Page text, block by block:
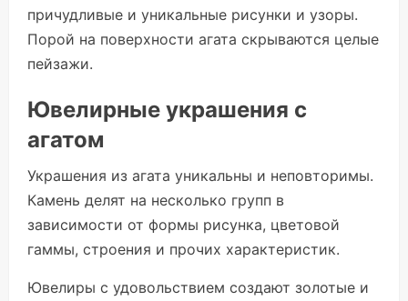
причудливые и уникальные рисунки и узоры.
Порой на поверхности агата скрываются целые
пейзажи.
Ювелирные украшения с
агатом
Украшения из агата уникальны и неповторимы.
Камень делят на несколько групп в
зависимости от формы рисунка, цветовой
гаммы, строения и прочих характеристик.
Ювелиры с удовольствием создают золотые и